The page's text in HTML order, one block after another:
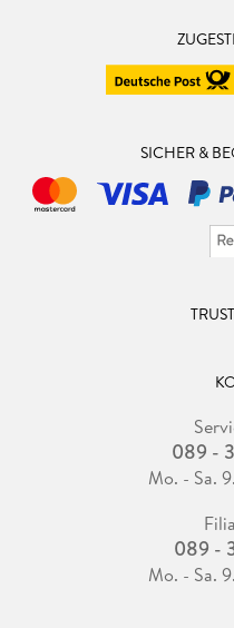
SICHER &
089 -
Mo. - Sa.
089 -
Mo. - Sa.